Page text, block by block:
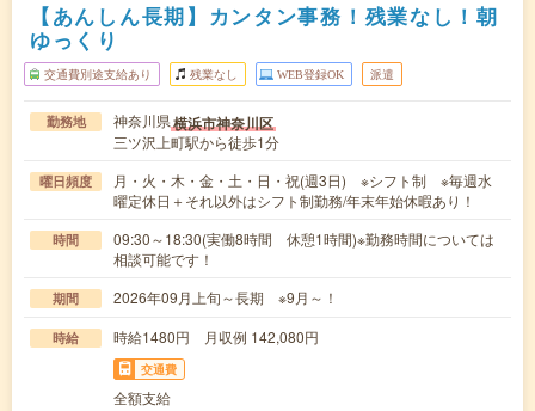
【あんしん長期】カンタン事務！残業なし！朝
ゆっくり
交通費別途支給あり 残業なし WEB登録OK 派遣
勤務地 神奈川県横浜市神奈川区
三ツ沢上町駅から徒歩1分
曜日頻度
月・火・木・金・土・日・祝(週3日) ※シフト制 ※毎週水
曜定休日＋それ以外はシフト制勤務/年末年始休暇あり！
時間
09:30～18:30(実働8時間 休憩1時間)※勤務時間については
相談可能です！
期間 2026年09月上旬～長期 ※9月～！
時給 時給1480円 月収例 142,080円
交通費
全額支給